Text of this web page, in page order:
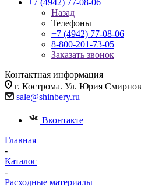
+7 (4942) 77-08-06
Назад
Телефоны
+7 (4942) 77-08-06
8-800-201-73-05
Заказать звонок
Контактная информация
г. Кострома. Ул. Юрия
sale@shinbery.ru
Вконтакте
Главная
-
Каталог
-
Расходные материалы